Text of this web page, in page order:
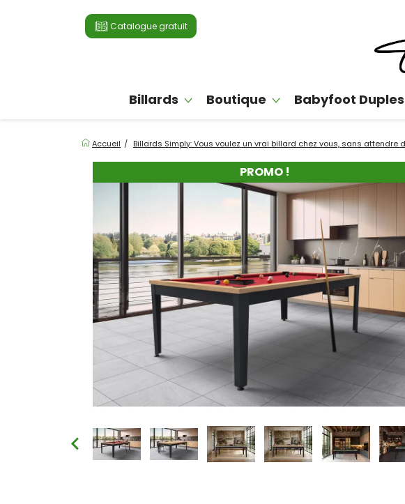
Catalogue gratuit
Billards Boutique Babyfoot
Accueil Billards Simply: Vous voulez un vrai billard chez vous, sans attendre
PROMO !